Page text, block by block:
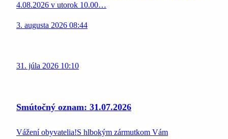
4.08.2026 v utorok 10.00…
3. augusta 2026 08:44
31. júla 2026 10:10
Smútočný oznam: 31.07.2026
Vážení obyvatelia!S hlbokým zármutkom Vám